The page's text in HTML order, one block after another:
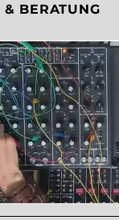
BERATUNG